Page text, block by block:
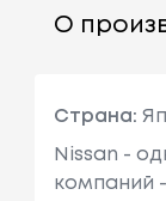
О
Страна:
Nissan -
компаний